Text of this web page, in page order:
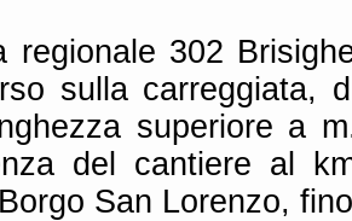
regionale 302
sulla carreggiata,
superiore a
del cantiere al
San Lorenzo,